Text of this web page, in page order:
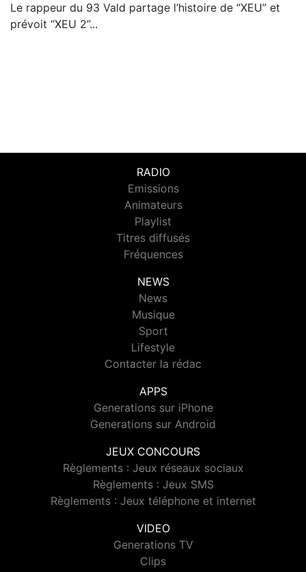
Le rappeur du 93 Vald partage l’histoire de “XEU” et
prévoit “XEU 2”...
RADIO
Emissions
Animateurs
Playlist
Titres diffusés
Fréquences
NEWS
News
Musique
Sport
Lifestyle
Contacter la rédac
APPS
Generations sur iPhone
Generations sur Android
JEUX CONCOURS
Règlements : Jeux réseaux sociaux
Règlements : Jeux SMS
Règlements : Jeux téléphone et internet
VIDEO
Generations TV
Clips